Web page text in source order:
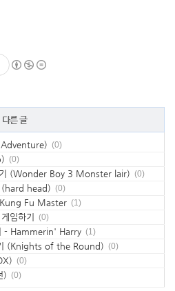
른 글
Adventure) (0)
(0)
기 (Wonder Boy 3 Monster lair) (0)
(hard head) (0)
Kung Fu Master (1)
임하기 (0)
- Hammerin' Harry (1)
(Knights of the Round) (0)
(0)
) (0)